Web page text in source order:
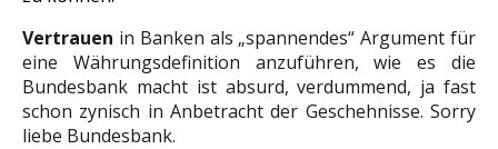
Vertrauen in Banken als „spannendes“ Argument für
eine Währungsdefinition anzuführen, wie es die
Bundesbank macht ist absurd, verdummend, ja fast
schon zynisch in Anbetracht der Geschehnisse. Sorry
liebe Bundesbank.